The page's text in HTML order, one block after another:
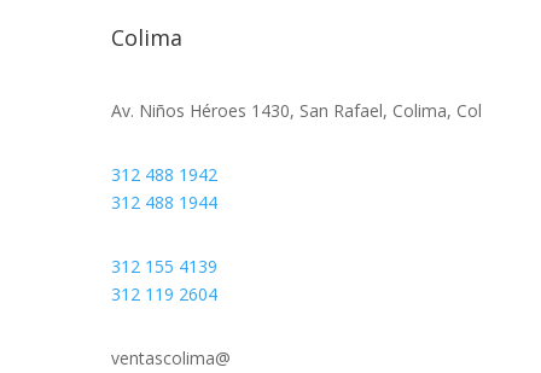
Colima
Av. Niños Héroes 1430, San Rafael, Colima, Col
312 488 1942
312 488 1944
312 155 4139
312 119 2604
ventascolima@